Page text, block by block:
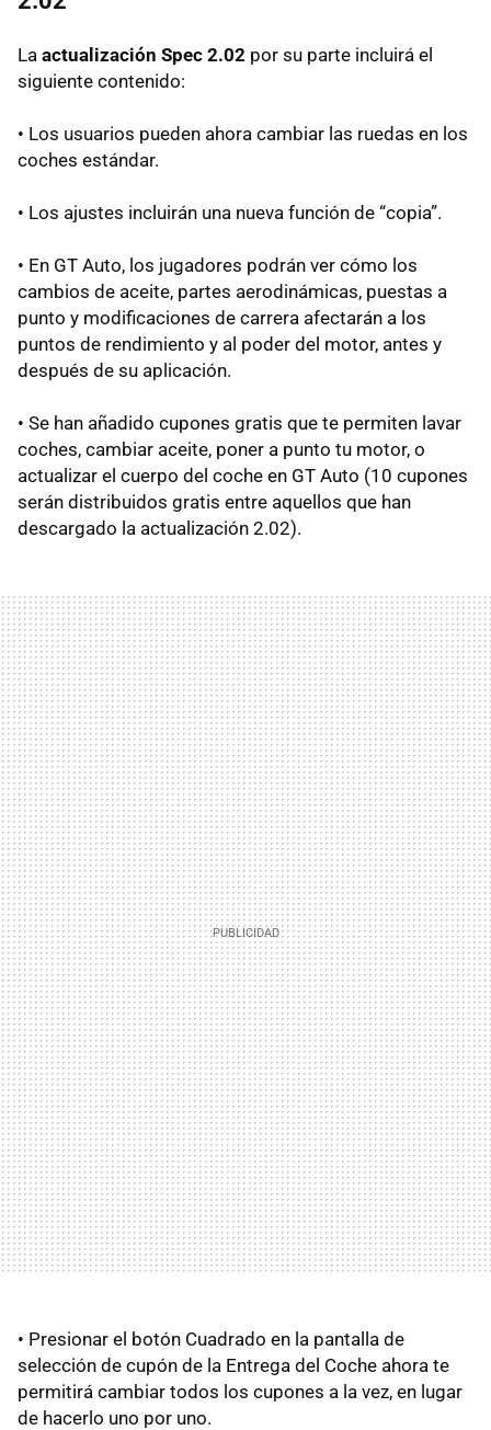
La actualización Spec 2.02 por su parte incluirá el
siguiente contenido:
• Los usuarios pueden ahora cambiar las ruedas en los
coches estándar.
• Los ajustes incluirán una nueva función de “copia”.
• En GT Auto, los jugadores podrán ver cómo los
cambios de aceite, partes aerodinámicas, puestas a
punto y modificaciones de carrera afectarán a los
puntos de rendimiento y al poder del motor, antes y
después de su aplicación.
• Se han añadido cupones gratis que te permiten lavar
coches, cambiar aceite, poner a punto tu motor, o
actualizar el cuerpo del coche en GT Auto (10 cupones
serán distribuidos gratis entre aquellos que han
descargado la actualización 2.02).
• Presionar el botón Cuadrado en la pantalla de
selección de cupón de la Entrega del Coche ahora te
permitirá cambiar todos los cupones a la vez, en lugar
de hacerlo uno por uno.